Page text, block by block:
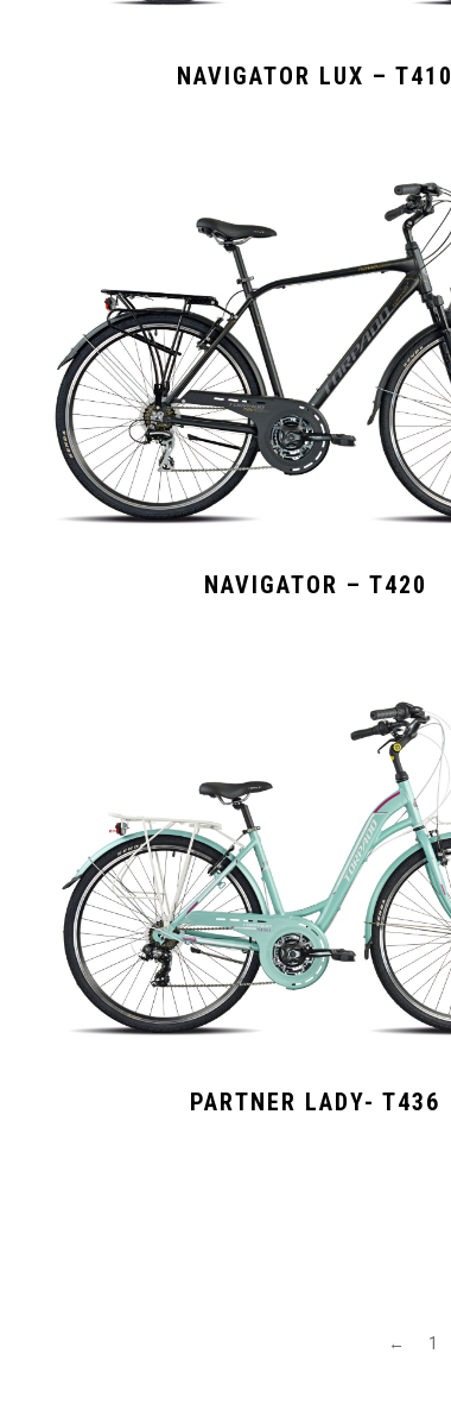
NAVIGATOR LUX – T410
NAVIGATOR – T420
PARTNER LADY- T436
← 1